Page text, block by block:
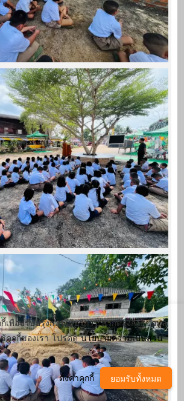
เพื่อปรับปรุงการให้บริการ หากต้องการข้อมูล
ช้คุกกี้ของเรา โปรดดูนโยบายความเป็นส่วน
ตั้งค่าคุกกี้
ยอมรับทั้งหมด